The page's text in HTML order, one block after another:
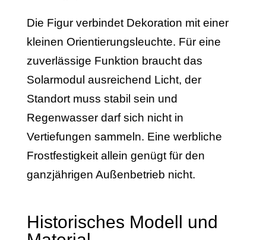
Die Figur verbindet Dekoration mit einer
kleinen Orientierungsleuchte. Für eine
zuverlässige Funktion braucht das
Solarmodul ausreichend Licht, der
Standort muss stabil sein und
Regenwasser darf sich nicht in
Vertiefungen sammeln. Eine werbliche
Frostfestigkeit allein genügt für den
ganzjährigen Außenbetrieb nicht.
Historisches Modell und